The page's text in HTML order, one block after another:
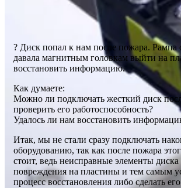
? Диск попал к нам после пожара. Рампа
давала магнитным головкам выйти на
восстановить информацию.
Как думаете:
Можно ли подключать жесткий диск
проверить его работоспособность?
Удалось ли нам восстановить
Итак, мы не стали сразу подключать
оборудованию, так как после пожара
стоит, ведь неисправные элементы
повреждения на пластины и тем самым
процесс восстановления либо сделать